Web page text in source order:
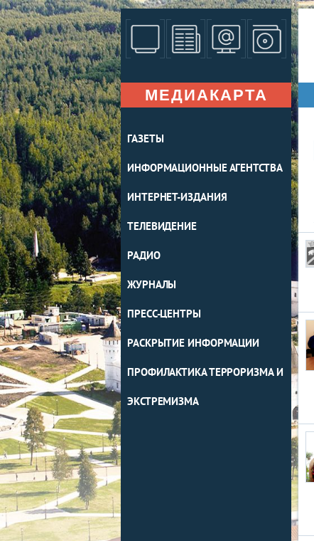
МЕДИАКАРТА
ГАЗЕТЫ
ИНФОРМАЦИОННЫЕ АГЕНТСТВА
ИНТЕРНЕТ-ИЗДАНИЯ
ТЕЛЕВИДЕНИЕ
РАДИО
ЖУРНАЛЫ
ПРЕСС-ЦЕНТРЫ
РАСКРЫТИЕ ИНФОРМАЦИИ
ПРОФИЛАКТИКА ТЕРРОРИЗМА И
ЭКСТРЕМИЗМА